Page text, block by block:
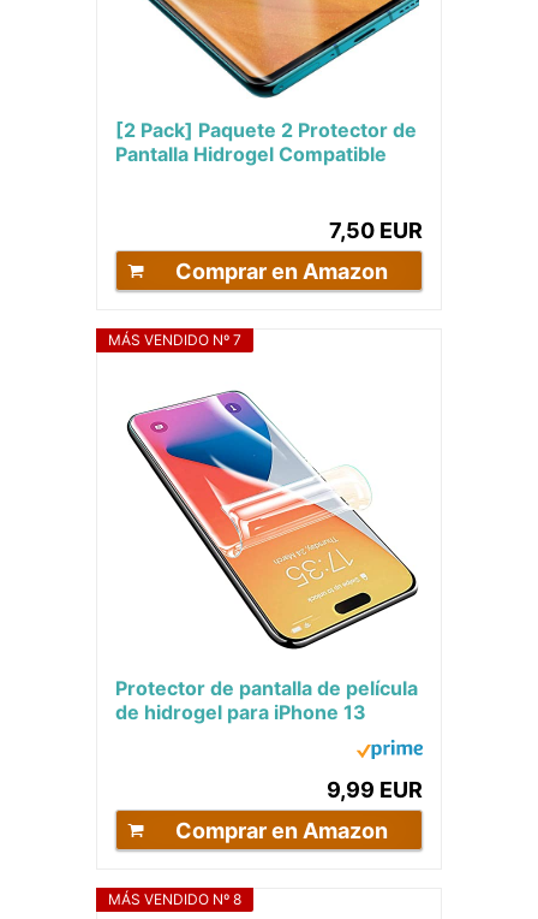
[2 Pack] Paquete 2 Protector de
Pantalla Hidrogel Compatible
7,50 EUR
Comprar en Amazon
MÁS VENDIDO Nº 7
Protector de pantalla de película
de hidrogel para iPhone 13
9,99 EUR
Comprar en Amazon
MÁS VENDIDO Nº 8